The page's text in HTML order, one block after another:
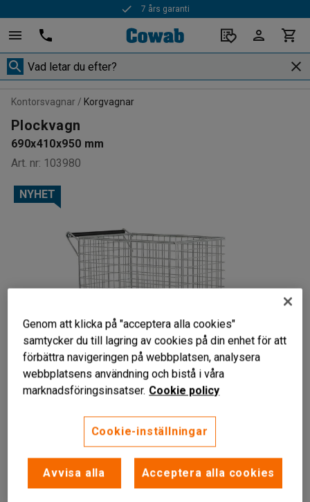
7 års garanti
Kontorsvagnar Korgvagnar
Plockvagn
690x410x950 mm
Art. nr: 103980
NYHET
Liknande produkter
Genom att klicka på "acceptera alla cookies"
samtycker du till lagring av cookies på din enhet för att
förbättra navigeringen på webbplatsen, analysera
webbplatsens användning och bistå i våra
marknadsföringsinsatser. Cookie policy
Cookie-inställningar
Avvisa alla Acceptera alla cookies